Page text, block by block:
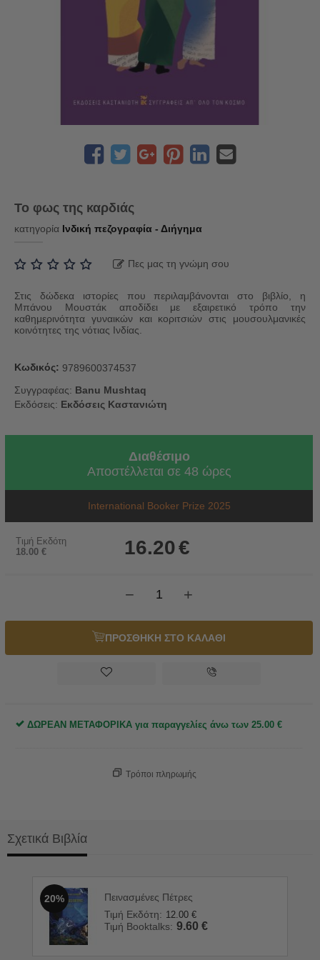
Το φως της καρδιάς
κατηγορία Ινδική πεζογραφία - Διήγημα
Πες μας τη γνώμη σου
Στις δώδεκα ιστορίες που περιλαμβάνονται στο βιβλίο, η
Μπάνου Μουστάκ αποδίδει με εξαιρετικό τρόπο την
καθημερινότητα γυναικών και κοριτσιών στις μουσουλμανικές
κοινότητες της νότιας Ινδίας.
Κωδικός: 9789600374537
Συγγραφέας: Banu Mushtaq
Εκδόσεις: Εκδόσεις Καστανιώτη
Διαθέσιμο
Αποστέλλεται σε 48 ώρες
International Booker Prize 2025
Τιμή Εκδότη
18.00 € 16.20€
+
−
ΠΡΟΣΘΗΚΗ ΣΤΟ ΚΑΛΑΘΙ
ΔΩΡΕΑΝ ΜΕΤΑΦΟΡΙΚΑ για παραγγελίες άνω των 25.00 €
Τρόποι πληρωμής
Σχετικά Βιβλία
20%
Πεινασμένες Πέτρες
Τιμή Εκδότη: 12.00 €
Τιμή Booktalks: 9.60 €